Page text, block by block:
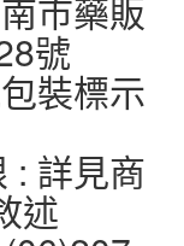
市藥販
號
裝標示
: 詳見商
述